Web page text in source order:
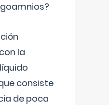
la
consiste
de poca